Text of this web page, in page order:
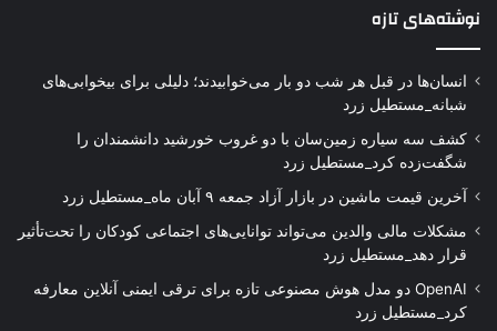
نوشته‌های تازه
انسان‌ها در قبل هر شب دو بار می‌خوابیدند؛ دلیلی برای بیخوابی‌های
شبانه_مستطیل زرد
کشف سه سیاره زمین‌سان با دو غروب خورشید دانشمندان را
شگفت‌زده کرد_مستطیل زرد
آخرین قیمت ماشین در بازار آزاد جمعه ۹ آبان ماه_مستطیل زرد
مشکلات مالی والدین می‌تواند توانایی‌های اجتماعی کودکان را تحت‌تأثیر
قرار دهد_مستطیل زرد
OpenAI دو مدل هوش مصنوعی تازه برای ترقی ایمنی آنلاین معارفه
کرد_مستطیل زرد